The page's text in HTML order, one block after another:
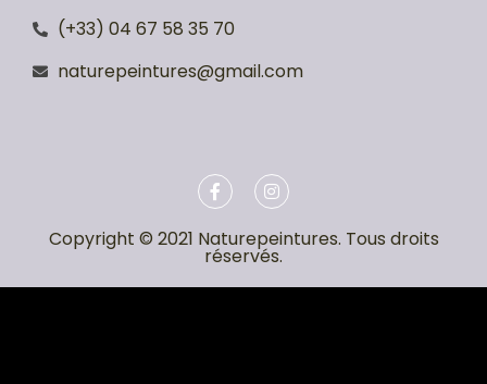
(+33) 04 67 58 35 70
naturepeintures@gmail.com
Copyright © 2021 Naturepeintures. Tous droits
réservés.